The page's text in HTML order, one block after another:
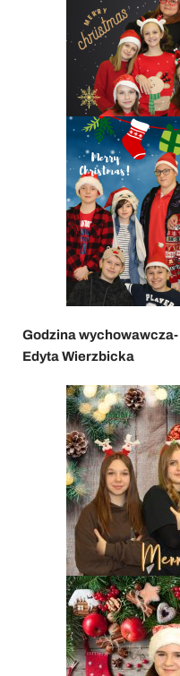
Godzina wychowawcza-
Edyta Wierzbicka